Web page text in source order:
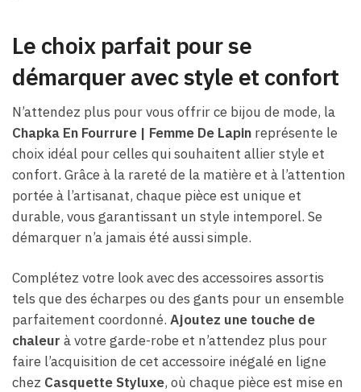
Le choix parfait pour se
démarquer avec style et confort
N’attendez plus pour vous offrir ce bijou de mode, la
Chapka En Fourrure | Femme De Lapin représente le
choix idéal pour celles qui souhaitent allier style et
confort. Grâce à la rareté de la matière et à l’attention
portée à l’artisanat, chaque pièce est unique et
durable, vous garantissant un style intemporel. Se
démarquer n’a jamais été aussi simple.
Complétez votre look avec des accessoires assortis
tels que des écharpes ou des gants pour un ensemble
parfaitement coordonné. Ajoutez une touche de
chaleur à votre garde-robe et n’attendez plus pour
faire l’acquisition de cet accessoire inégalé en ligne
chez Casquette Styluxe, où chaque pièce est mise en